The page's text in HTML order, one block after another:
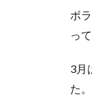
ボ
っ
3月
た。